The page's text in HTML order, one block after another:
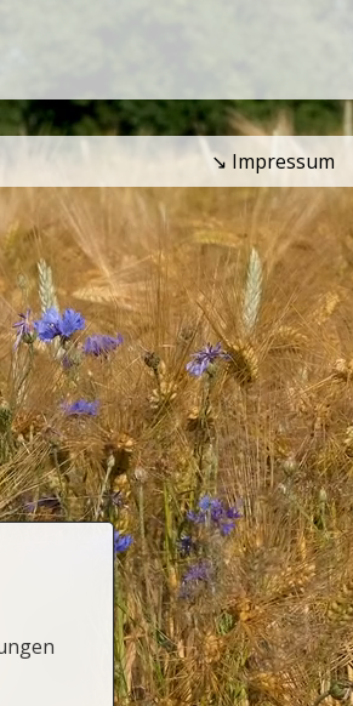
↘️ Impressum